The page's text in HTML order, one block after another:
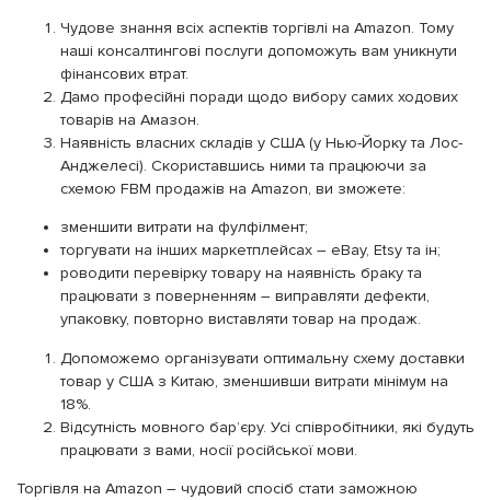
Чудове знання всіх аспектів торгівлі на Amazon. Тому
наші консалтингові послуги допоможуть вам уникнути
фінансових втрат.
Дамо професійні поради щодо вибору самих ходових
товарів на Амазон.
Наявність власних складів у США (у Нью-Йорку та Лос-
Анджелесі). Скориставшись ними та працюючи за
схемою FBM продажів на Amazon, ви зможете:
зменшити витрати на фулфілмент;
торгувати на інших маркетплейсах – eBay, Etsy та ін;
роводити перевірку товару на наявність браку та
працювати з поверненням – виправляти дефекти,
упаковку, повторно виставляти товар на продаж.
Допоможемо організувати оптимальну схему доставки
товар у США з Китаю, зменшивши витрати мінімум на
18%.
Відсутність мовного бар’єру. Усі співробітники, які будуть
працювати з вами, носії російської мови.
Торгівля на Amazon – чудовий спосіб стати заможною